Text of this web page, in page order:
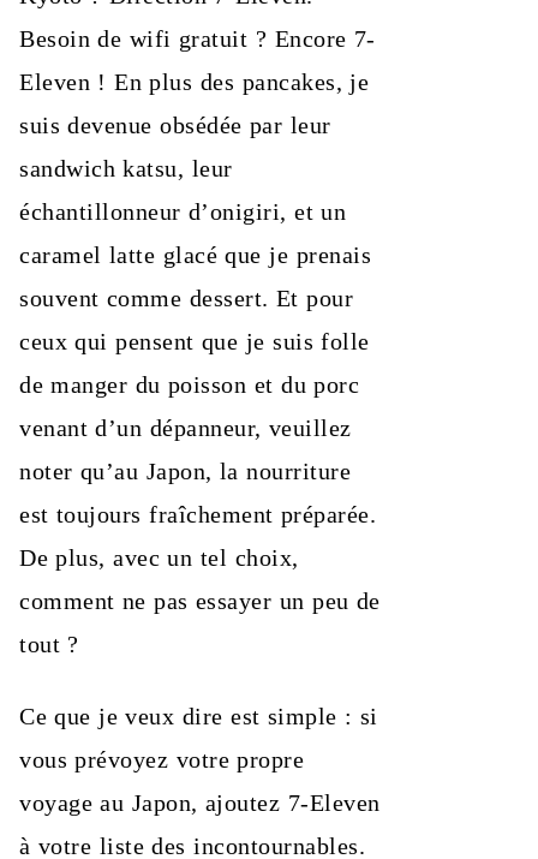
Besoin de wifi gratuit ? Encore 7-
Eleven ! En plus des pancakes, je
suis devenue obsédée par leur
sandwich katsu, leur
échantillonneur d’onigiri, et un
caramel latte glacé que je prenais
souvent comme dessert. Et pour
ceux qui pensent que je suis folle
de manger du poisson et du porc
venant d’un dépanneur, veuillez
noter qu’au Japon, la nourriture
est toujours fraîchement préparée.
De plus, avec un tel choix,
comment ne pas essayer un peu de
tout ?
Ce que je veux dire est simple : si
vous prévoyez votre propre
voyage au Japon, ajoutez 7-Eleven
à votre liste des incontournables.